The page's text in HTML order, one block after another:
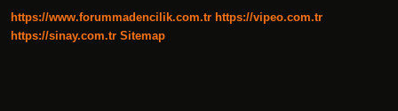
https://www.forummadencilik.com.tr https://vipeo.com.tr
https://sinay.com.tr Sitemap